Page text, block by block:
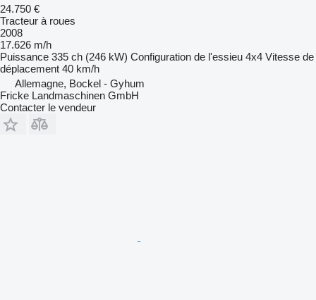
24.750 €
Tracteur à roues
2008
17.626 m/h
Puissance 335 ch (246 kW) Configuration de l'essieu 4x4 Vitesse de
déplacement 40 km/h
Allemagne, Bockel - Gyhum
Fricke Landmaschinen GmbH
Contacter le vendeur